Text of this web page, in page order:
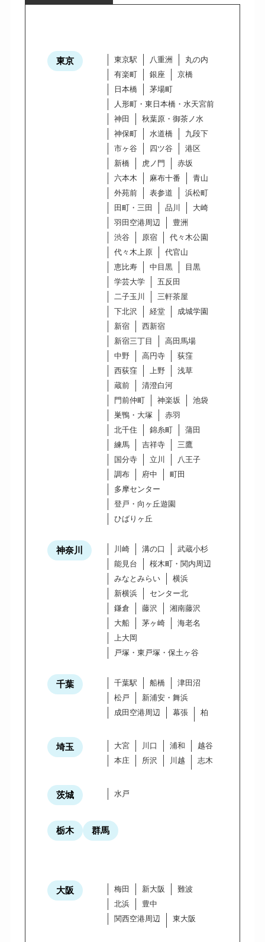
東京 東京駅 八重洲
丸の内
有楽町
銀座
京橋
日本橋
茅場町
人形町・東日本橋・水天宮前
神田
秋葉原・御茶ノ水
神保町
水道橋
九段下
市ヶ谷
四ツ谷
港区
新橋
虎ノ門
赤坂
六本木
麻布十番
青山
外苑前
表参道
浜松町
田町・三田
品川
大崎
羽田空港周辺
豊洲
渋谷
原宿
代々木公園
代々木上原
代官山
恵比寿
中目黒
目黒
学芸大学
五反田
二子玉川
三軒茶屋
下北沢
経堂
成城学園
新宿
西新宿
新宿三丁目
高田馬場
中野
高円寺
荻窪
西荻窪
上野
浅草
蔵前
清澄白河
門前仲町
神楽坂
池袋
巣鴨・大塚
赤羽
北千住
錦糸町
蒲田
練馬
吉祥寺
三鷹
国分寺
立川
八王子
調布
府中
町田
多摩センター
登戸・向ヶ丘遊園
ひばりヶ丘
神奈川 川崎 溝の口
武蔵小杉
能見台
桜木町・関内周辺
みなとみらい
横浜
新横浜
センター北
鎌倉
藤沢
湘南藤沢
大船
茅ヶ崎
海老名
上大岡
戸塚・東戸塚・保土ヶ谷
千葉 千葉駅 船橋
津田沼
松戸
新浦安・舞浜
成田空港周辺
幕張 柏
埼玉 大宮 川口 浦和
越谷
本庄
所沢 川越 志木
茨城 水戸
栃木 群馬
大阪 梅田 新大阪
難波
北浜
豊中
関西空港周辺
東大阪